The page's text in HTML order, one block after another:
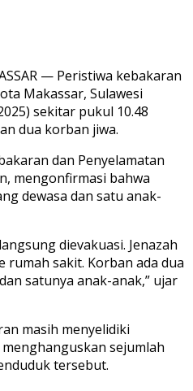
— Peristiwa kebakaran
Makassar, Sulawesi
sekitar pukul 10.48
dua korban jiwa.
dan Penyelamatan
mengonfirmasi bahwa
dewasa dan satu anak-
dievakuasi. Jenazah
rumah sakit. Korban ada dua
satunya anak-anak,” ujar
masih menyelidiki
sejumlah
tersebut.